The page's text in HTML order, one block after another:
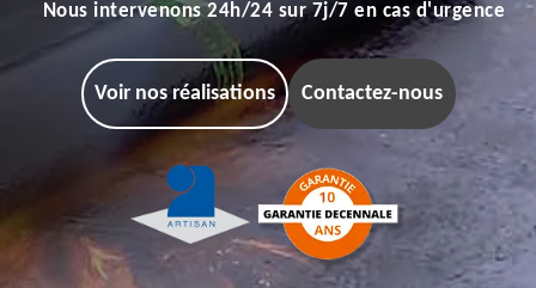
Nous intervenons 24h/24 sur 7j/7 en cas d'urgence
Voir nos réalisations Contactez-nous